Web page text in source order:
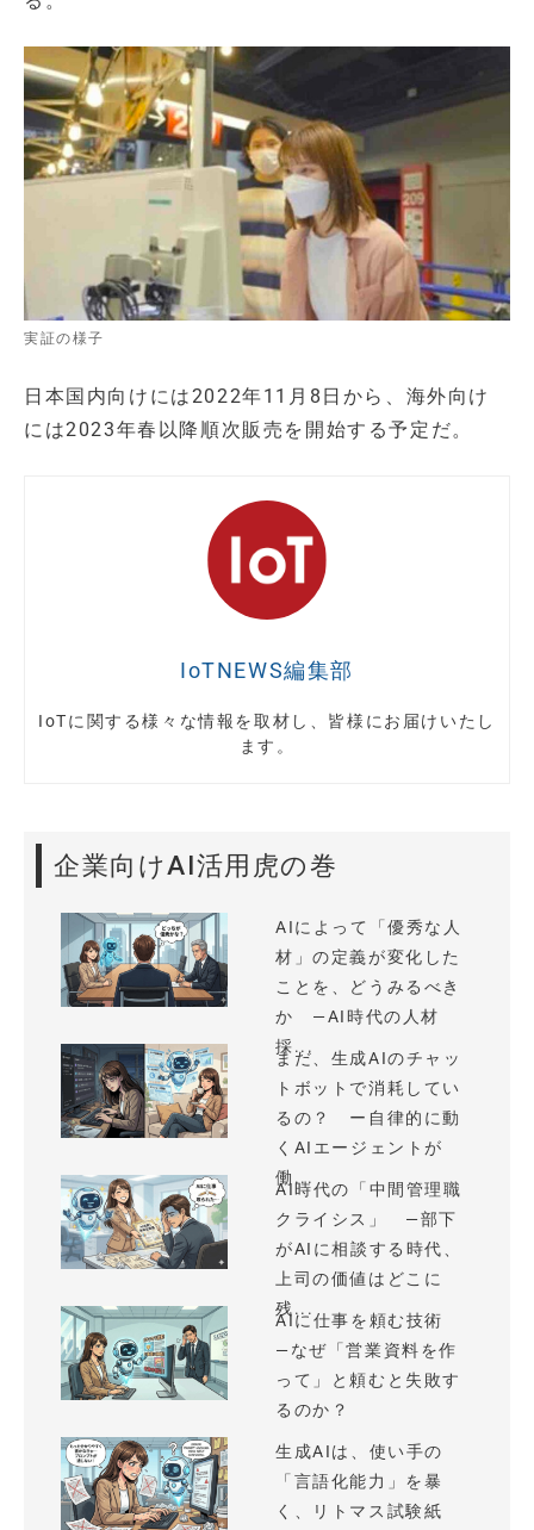
実証の様子
日本国内向けには2022年11月8日から、海外向け
には2023年春以降順次販売を開始する予定だ。
IoTNEWS編集部
IoTに関する様々な情報を取材し、皆様にお届けいたし
ます。
企業向けAI活用虎の巻
AIによって「優秀な人
材」の定義が変化した
ことを、どうみるべき
か —AI時代の人材
採...
まだ、生成AIのチャッ
トボットで消耗してい
るの？ ー自律的に動
くAIエージェントが
働...
AI時代の「中間管理職
クライシス」 —部下
がAIに相談する時代、
上司の価値はどこに
残...
AIに仕事を頼む技術
—なぜ「営業資料を作
って」と頼むと失敗す
るのか？
生成AIは、使い手の
「言語化能力」を暴
く、リトマス試験紙